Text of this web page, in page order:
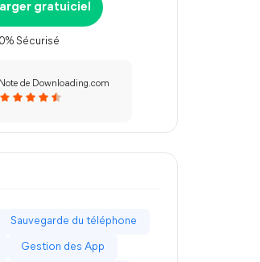
gratuiciel
Sécurisé
Note de Downloading.com
Sauvegarde du téléphone
Gestion des App